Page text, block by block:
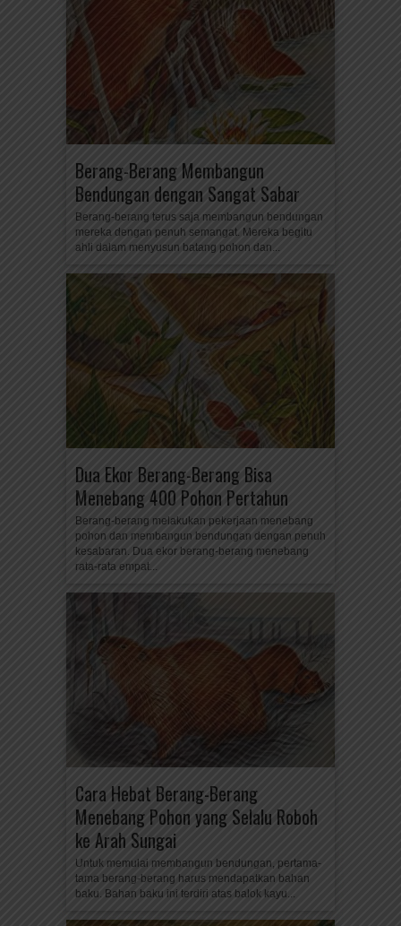
Berang-Berang Membangun
Bendungan dengan Sangat Sabar
Berang-berang terus saja membangun bendungan
mereka dengan penuh semangat. Mereka begitu
ahli dalam menyusun batang pohon dan...
Dua Ekor Berang-Berang Bisa
Menebang 400 Pohon Pertahun
Berang-berang melakukan pekerjaan menebang
pohon dan membangun bendungan dengan penuh
kesabaran. Dua ekor berang-berang menebang
rata-rata empat...
Cara Hebat Berang-Berang
Menebang Pohon yang Selalu Roboh
ke Arah Sungai
Untuk memulai membangun bendungan, pertama-
tama berang-berang harus mendapatkan bahan
baku. Bahan baku ini terdiri atas balok kayu...